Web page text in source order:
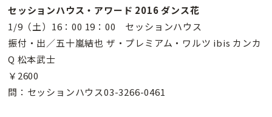
セッションハウス・アワード 2016 ダンス花
1/9（土）16：00 19：00 セッションハウス
振付・出／五十嵐結也 ザ・プレミアム・ワルツ ibis カンカ
Q 松本武士
￥2600
問：セッションハウス03-3266-0461